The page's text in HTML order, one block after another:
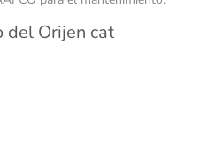
del Orijen cat